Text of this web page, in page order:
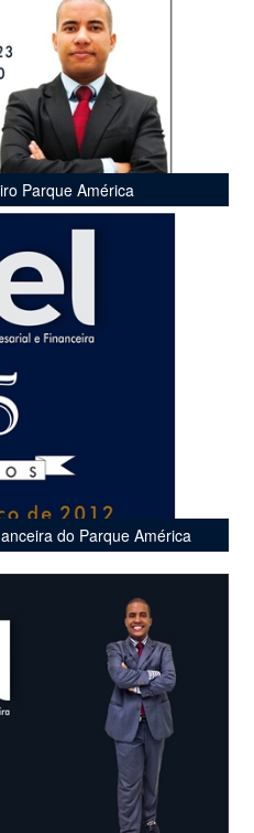
Parque América
do Parque América